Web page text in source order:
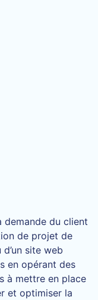
du client
de projet de
site web
en opérant des
à mettre en place
et optimiser la